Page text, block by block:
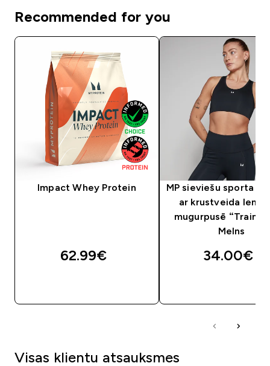
Recommended for you
Impact Whey Protein
62.99€‎
MP sieviešu sporta
ar krustveida
mugurpusē
Melns
34.00€‎
Visas klientu atsauksmes